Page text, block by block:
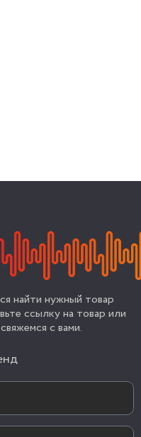
найти нужный товар
ссылку на товар или
с вами.